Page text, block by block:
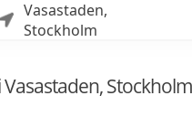
Vasastaden,
Stockholm